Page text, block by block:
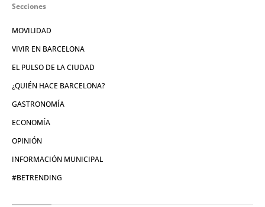
Secciones
MOVILIDAD
VIVIR EN BARCELONA
EL PULSO DE LA CIUDAD
¿QUIÉN HACE BARCELONA?
GASTRONOMÍA
ECONOMÍA
OPINIÓN
INFORMACIÓN MUNICIPAL
#BETRENDING